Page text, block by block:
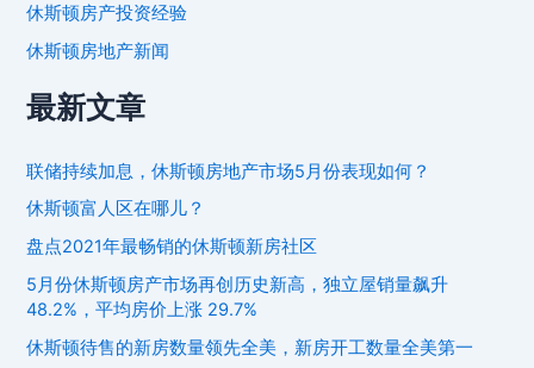
休斯顿房产投资经验
休斯顿房地产新闻
最新文章
联储持续加息，休斯顿房地产市场5月份表现如何？
休斯顿富人区在哪儿？
盘点2021年最畅销的休斯顿新房社区
5月份休斯顿房产市场再创历史新高，独立屋销量飙升
48.2%，平均房价上涨 29.7%
休斯顿待售的新房数量领先全美，新房开工数量全美第一